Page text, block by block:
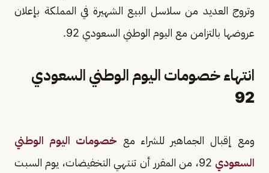
وتروج العديد من سلاسل البيع الشهيرة في المملكة بإعلان
عروضها بالتزامن مع اليوم الوطني السعودي 92.
انتهاء خصومات اليوم الوطني السعودي
92
ومع إقبال الجماهير للشراء مع خصومات اليوم الوطني
السعودي
92، من المقرر أن تنتهي التخفيضات، يوم السبت